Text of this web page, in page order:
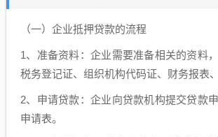
（一）企业抵押贷款的流程
1、准备资料：企业需要准备相关的资料
税务登记证、组织机构代码证、财务报表
2、申请贷款：企业向贷款机构提交贷款
申请表。